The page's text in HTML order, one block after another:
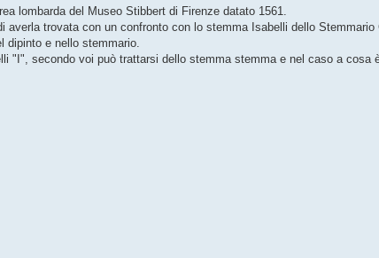
lombarda del Museo Stibbert di Firenze datato 1561.
trovata con un confronto con lo stemma Isabelli dello Stemmario
dipinto e nello stemmario.
"I", secondo voi può trattarsi dello stemma stemma e nel caso a cosa